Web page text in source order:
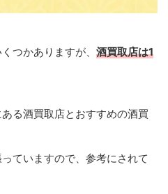
つかありますが、 酒買取店は1
る酒買取店とおすすめの酒買
ていますので、参考にされて